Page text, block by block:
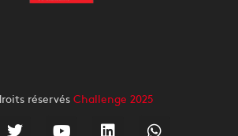
réservés Challenge 2025